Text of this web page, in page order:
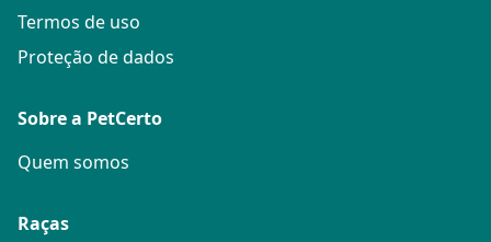
Termos de uso
Proteção de dados
Sobre a PetCerto
Quem somos
Raças